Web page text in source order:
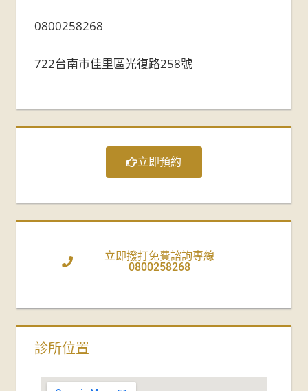
0800258268
722台南市佳里區光復路258號
立即預約
立即撥打免費諮詢專線
0800258268
診所位置